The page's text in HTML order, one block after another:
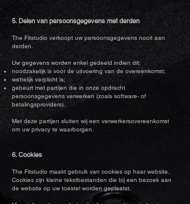
5. Delen van persoonsgegevens met derden
The Fitstudio verkoopt uw persoonsgegevens nooit aan
derden.
Uw gegevens worden enkel gedeeld indien dit:
noodzakelijk is voor de uitvoering van de overeenkomst;
wettelijk verplicht is;
gebeurt met partijen die in onze opdracht
persoonsgegevens verwerken (zoals software- of
betalingsproviders).
Met deze partijen sluiten wij een verwerkersovereenkomst
om uw privacy te waarborgen.
6. Cookies
The Fitstudio maakt gebruik van cookies op haar website.
Cookies zijn kleine tekstbestanden die bij een bezoek aan
de website op uw toestel worden geplaatst.